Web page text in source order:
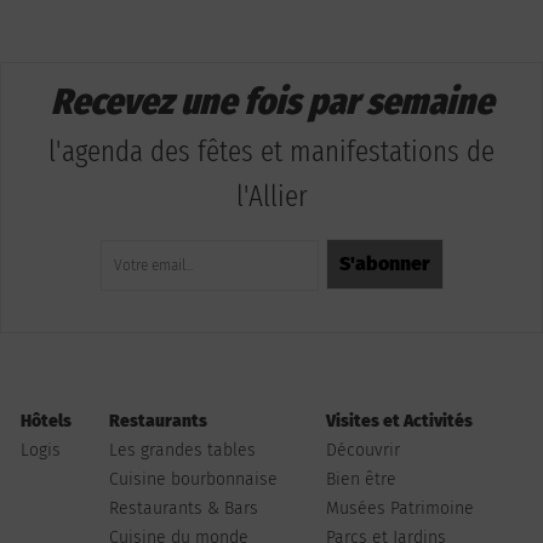
Recevez une fois par semaine
l'agenda des fêtes et manifestations de
l'Allier
Hôtels
Logis
Restaurants
Les grandes tables
Cuisine bourbonnaise
Restaurants & Bars
Cuisine du monde
Visites et Activités
Découvrir
Bien être
Musées Patrimoine
Parcs et Jardins